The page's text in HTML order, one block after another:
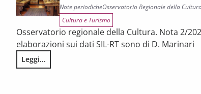
Note periodicheOsservatorio Regionale della
Cultura e Turismo
Osservatorio regionale della Cultura. Nota 2/
elaborazioni sui dati SIL-RT sono di D. Marinari
Leggi...
LA CONGIUNTURA DEI SETTORI CULTURALI.